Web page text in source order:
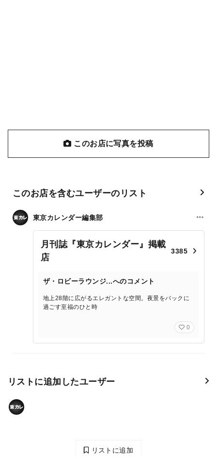
このお店に写真を投稿
このお店を含むユーザーのリスト
東京カレンダー編集部
月刊誌『東京カレンダー』掲載
店
3385
ザ・ロビーラウンジ...へのコメント
地上28階に広がるエレガントな空間。夜景をバックに
過ごす至福のひと時
0
リストに追加したユーザー
リストに追加